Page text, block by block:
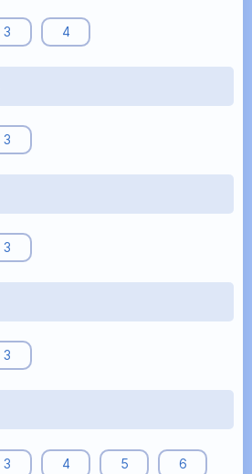
3 4
3
3
3
3 4 5 6